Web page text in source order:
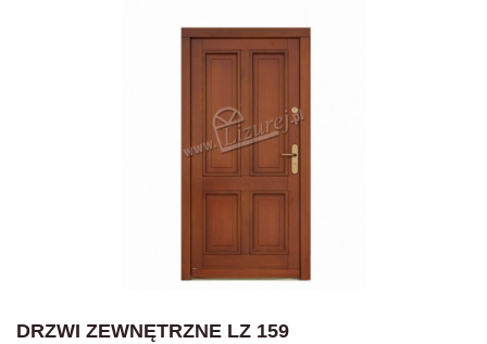
DRZWI ZEWNĘTRZNE LZ 159